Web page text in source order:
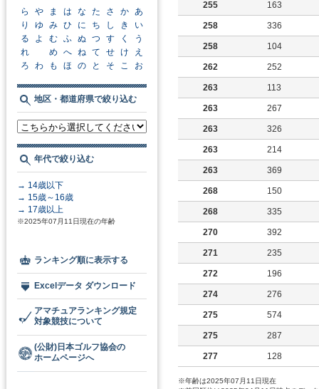
ら や ま は な た さ か あ
り
ゆ み ひ に ち し き
い
る
よ む ふ ぬ つ す く
う
れ
め へ ね て せ け
え
ろ
わ も ほ の と そ こ お
地区・都道府県で絞り込む
年代で絞り込む
→ 14歳以下
→ 15歳～16歳
→ 17歳以上
※2025年07月11日現在の年齢
ランキング順に表示する
Excelデータ ダウンロード
アマチュアランキング規定
対象競技について
(公財)日本ゴルフ協会の
ホームページへ
255 163
258 336
258 104
262 252
263 113
263 267
263 326
263 214
263 369
268 150
268 335
270 392
271 235
272 196
274 276
275 574
275 287
277 128
※年齢は2025年07月11日現在